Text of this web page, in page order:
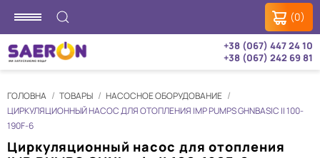
(0)
+38 (067) 447 24 10
+38 (067) 242 69 81
ГОЛОВНА ТОВАРЫ
НАСОСНОЕ ОБОРУДОВАНИЕ
ЦИРКУЛЯЦИОННЫЙ НАСОС ДЛЯ ОТОПЛЕНИЯ IMP PUMPS GHNBASIC II 100-
190F-6
Циркуляционный насос для отопления